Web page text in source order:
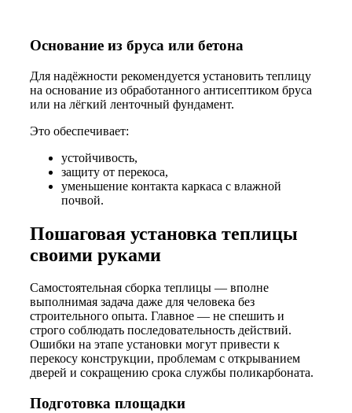
Основание из бруса или бетона
Для надёжности рекомендуется установить теплицу
на основание из обработанного антисептиком бруса
или на лёгкий ленточный фундамент.
Это обеспечивает:
устойчивость,
защиту от перекоса,
уменьшение контакта каркаса с влажной
почвой.
Пошаговая установка теплицы
своими руками
Самостоятельная сборка теплицы — вполне
выполнимая задача даже для человека без
строительного опыта. Главное — не спешить и
строго соблюдать последовательность действий.
Ошибки на этапе установки могут привести к
перекосу конструкции, проблемам с открыванием
дверей и сокращению срока службы поликарбоната.
Подготовка площадки